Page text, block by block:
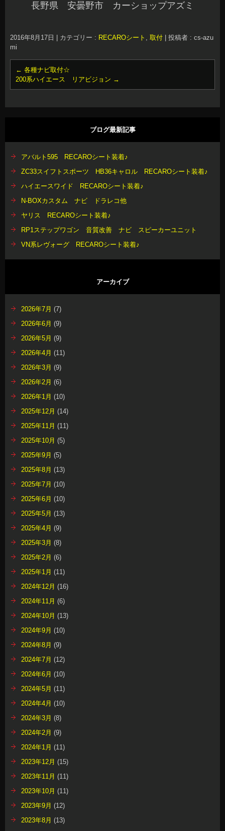
長野県 安曇野市 カーショップアズミ
2016年8月17日 カテゴリー : RECAROシート , 取付
投稿者 : cs-azu
mi
← 各種ナビ取付☆
200系ハイエース リアビジョン →
ブログ最新記事
アバルト595 RECAROシート装着♪
ZC33スイフトスポーツ HB36キャロル RECAROシート装着♪
ハイエースワイド RECAROシート装着♪
N-BOXカスタム ナビ ドラレコ他
ヤリス RECAROシート装着♪
RP1ステップワゴン 音質改善 ナビ スピーカーユニット
VN系レヴォーグ RECAROシート装着♪
アーカイブ
2026年7月 (7)
2026年6月 (9)
2026年5月 (9)
2026年4月 (11)
2026年3月 (9)
2026年2月 (6)
2026年1月 (10)
2025年12月 (14)
2025年11月 (11)
2025年10月 (5)
2025年9月 (5)
2025年8月 (13)
2025年7月 (10)
2025年6月 (10)
2025年5月 (13)
2025年4月 (9)
2025年3月 (8)
2025年2月 (6)
2025年1月 (11)
2024年12月 (16)
2024年11月 (6)
2024年10月 (13)
2024年9月 (10)
2024年8月 (9)
2024年7月 (12)
2024年6月 (10)
2024年5月 (11)
2024年4月 (10)
2024年3月 (8)
2024年2月 (9)
2024年1月 (11)
2023年12月 (15)
2023年11月 (11)
2023年10月 (11)
2023年9月 (12)
2023年8月 (13)